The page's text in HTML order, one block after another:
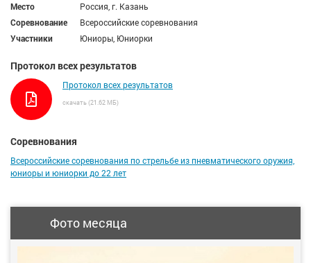
Место
Россия, г. Казань
Соревнование
Всероссийские соревнования
Участники
Юниоры, Юниорки
Протокол всех результатов
Протокол всех результатов
скачать (21.62 МБ)
Соревнования
Всероссийские соревнования по стрельбе из пневматического оружия,
юниоры и юниорки до 22 лет
Фото месяца